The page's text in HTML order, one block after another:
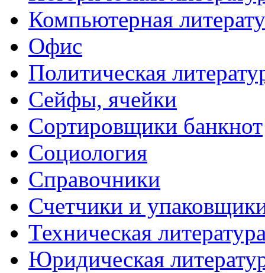
Компьютерная
Офис
Политическая
Сейфы, ячейки
Сортировщики банкнот
Социология
Справочники
Счетчики и
Техническая
Юридическая